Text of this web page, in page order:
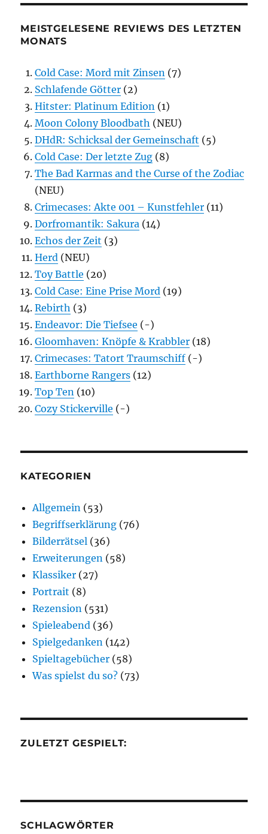
MEISTGELESENE REVIEWS DES LETZTEN
MONATS
Cold Case: Mord mit Zinsen (7)
Schlafende Götter (2)
Hitster: Platinum Edition (1)
Moon Colony Bloodbath (NEU)
DHdR: Schicksal der Gemeinschaft (5)
Cold Case: Der letzte Zug (8)
The Bad Karmas and the Curse of the Zodiac
(NEU)
Crimecases: Akte 001 – Kunstfehler (11)
Dorfromantik: Sakura (14)
Echos der Zeit (3)
Herd (NEU)
Toy Battle (20)
Cold Case: Eine Prise Mord (19)
Rebirth (3)
Endeavor: Die Tiefsee (-)
Gloomhaven: Knöpfe & Krabbler (18)
Crimecases: Tatort Traumschiff (-)
Earthborne Rangers (12)
Top Ten (10)
Cozy Stickerville (-)
KATEGORIEN
Allgemein (53)
Begriffserklärung (76)
Bilderrätsel (36)
Erweiterungen (58)
Klassiker (27)
Portrait (8)
Rezension (531)
Spieleabend (36)
Spielgedanken (142)
Spieltagebücher (58)
Was spielst du so? (73)
ZULETZT GESPIELT:
SCHLAGWÖRTER